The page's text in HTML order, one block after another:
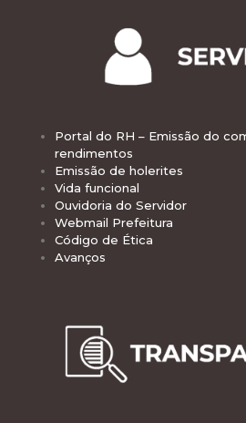
Portal do RH – Emissão do
rendimentos
Emissão de holerites
Vida funcional
Ouvidoria do Servidor
Webmail Prefeitura
Código de Ética
Avanços